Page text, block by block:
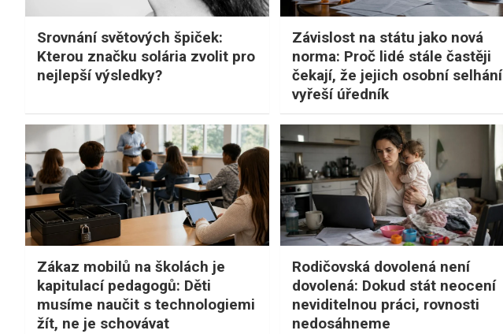
Srovnání světových špiček:
Kterou značku solária zvolit pro
nejlepší výsledky?
Závislost na státu jako nová
norma: Proč lidé stále častěji
čekají, že jejich osobní selhání
vyřeší úředník
Zákaz mobilů na školách je
kapitulací pedagogů: Děti
musíme naučit s technologiemi
žít, ne je schovávat
Rodičovská dovolená není
dovolená: Dokud stát neocení
neviditelnou práci, rovnosti
nedosáhneme